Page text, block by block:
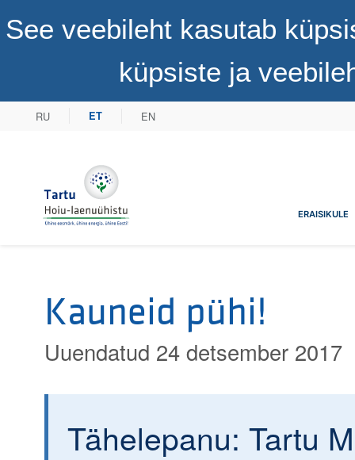
See veebileht kasutab
küpsiste ja
RU ET EN
Tartu Hoiu-laenuühistuERAISIKULE
Kauneid pühi!
Uuendatud 24 detsember 2017
Tähelepanu: Tartu